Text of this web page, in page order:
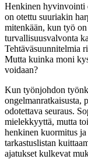
Henkinen hyvinvointi
on otettu suuriakin
mitenkään, kun työ
turvallisuusvalvonta
Tehtäväsuunnitelmia
Mutta kuinka moni
voidaan?
Kun työnjohdon
ongelmanratkaisusta,
odotettava seuraus.
mielekkyyttä, mutta
henkinen kuormitus
tarkastuslistan
ajatukset kulkevat